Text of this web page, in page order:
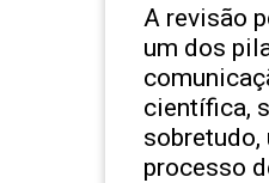
A revisão
um dos
científica,
sobretudo,
processo